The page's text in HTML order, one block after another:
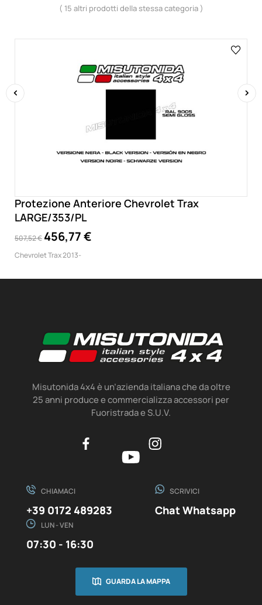
( 15 altri prodotti della stessa categoria )
Protezione Anteriore Chevrolet Trax
LARGE/353/PL
507,52 € 456,77 €
Chevrolet Trax 2013-
Misutonida 4x4 è un’azienda italiana che da oltre
25 anni produce e commercializza accessori per
Fuoristrada e S.U.V.
CHIAMACI
+39 0172 489283
SCRIVICI
Chat Whatsapp
LUN - VEN
07:30 - 16:30
GUARDA LA MAPPA